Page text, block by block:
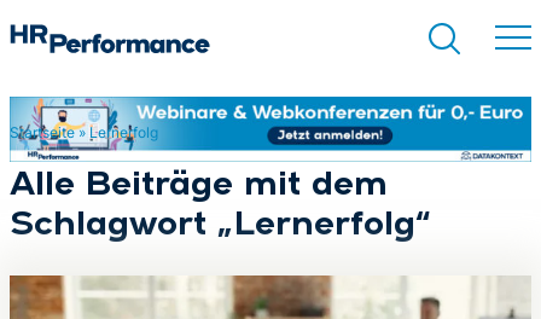
Suchen
Startseite» Lernerfolg
Alle Beiträge mit dem
Schlagwort „Lernerfolg“